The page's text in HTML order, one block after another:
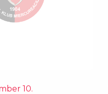
10.